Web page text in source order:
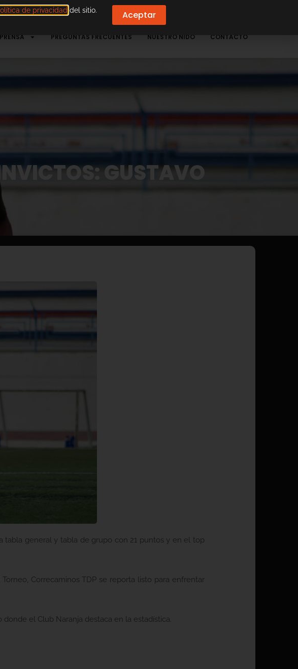
PRENSA PREGUNTAS FRECUENTES NUESTRO NIDO CONTACTO
GUSTAVO
tabla general y tabla de grupo con 21 puntos y en el top
Correcaminos TDP se reporta listo para enfrentar
el Club Naranja destaca en la estadística.
de privacidad del sitio. Aceptar